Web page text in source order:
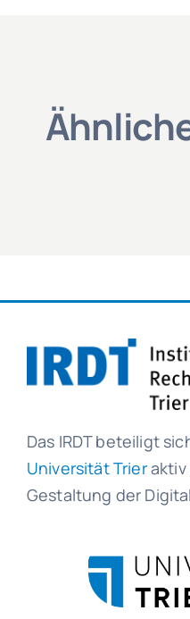
Das IRDT beteiligt
Universität Trier
Gestaltung der